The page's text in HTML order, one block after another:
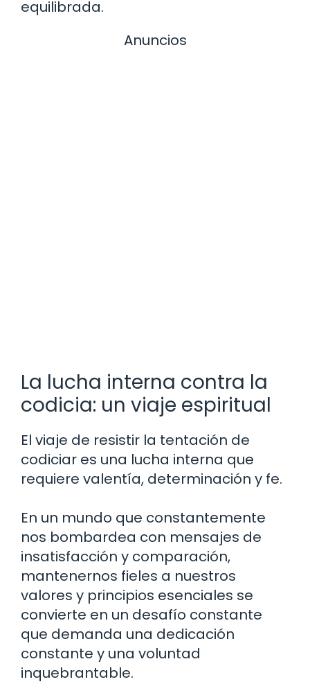
equilibrada.
Anuncios
La lucha interna contra la
codicia: un viaje espiritual
El viaje de resistir la tentación de
codiciar es una lucha interna que
requiere valentía, determinación y fe.
En un mundo que constantemente
nos bombardea con mensajes de
insatisfacción y comparación,
mantenernos fieles a nuestros
valores y principios esenciales se
convierte en un desafío constante
que demanda una dedicación
constante y una voluntad
inquebrantable.